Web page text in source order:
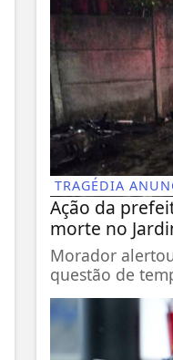
TRAGÉDIA
Ação da
morte no
Morador
questão de